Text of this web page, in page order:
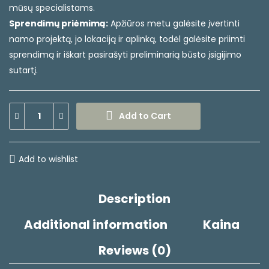
mūsų specialistams.
Sprendimų priėmimą: Apžiūros metu galėsite įvertinti
namo projektą, jo lokaciją ir aplinką, todėl galėsite priimti
sprendimą ir iškart pasirašyti preliminarią būsto įsigijimo
sutartį.
Add to Cart
Add to wishlist
Description
Additional information
Kaina
Reviews (0)